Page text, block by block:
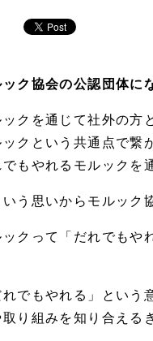
ック協会の公認団体に
ックを通じて社外の方
ックという共通点で繋
でもやれるモルックを
いう思いからモルック
ックって「だれでもや
れでもやれる」とい
取り組みを知り合える